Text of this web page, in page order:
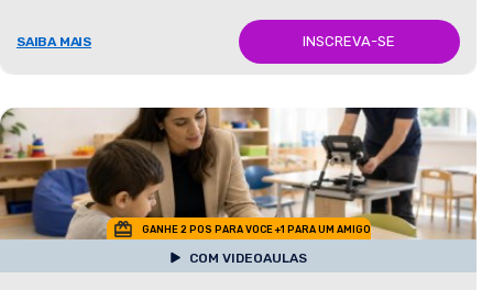
SAIBA MAIS INSCREVA-SE
GANHE 2 POS PARA VOCE +1 PARA UM AMIGO
COM VIDEOAULAS